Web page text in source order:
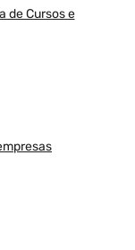
de Cursos e